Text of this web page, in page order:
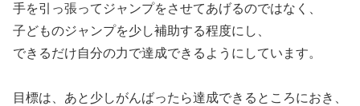
手を引っ張ってジャンプをさせてあげるのではなく、
子どものジャンプを少し補助する程度にし、
できるだけ自分の力で達成できるようにしています。
目標は、あと少しがんばったら達成できるところにおき、